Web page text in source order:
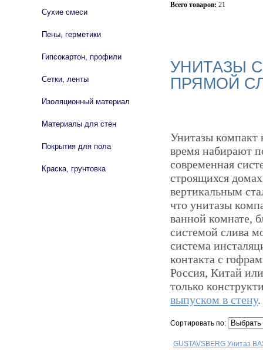
Всего товаров: 21
УНИТАЗЫ
ПРЯМОЙ
Унитазы компакт
время набирают
современная
строящихся
вертикальным
что унитазы
ванной комнате,
системой слива
система
контакта с
Россия, Китай
только
выпуском в стену.
Сортировать по:
GUSTAVSBERG Унитаз
Сухие смеси
Пены, герметики
Гипсокартон, профили
Сетки, ленты
Изоляционный материал
Материалы для стен
Покрытия для пола
Краска, грунтовка